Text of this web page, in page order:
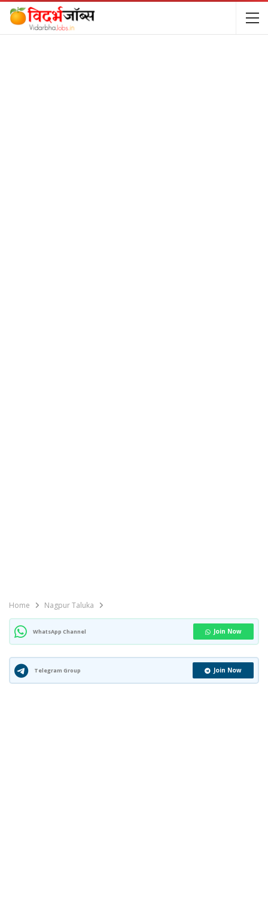
Home Nagpur Taluka
WhatsApp Channel Join Now
Telegram Group Join Now